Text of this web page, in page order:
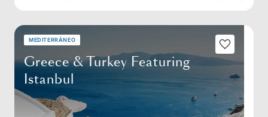
MEDITERRÁNEO
Greece & Turkey Featuring
Istanbul